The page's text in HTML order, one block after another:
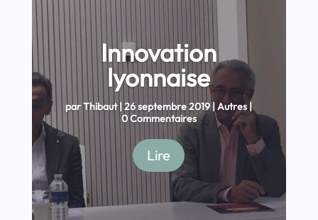
Innovation
lyonnaise
parThibaut|26 septembre 2019|Autres |
0 Commentaires
Lire